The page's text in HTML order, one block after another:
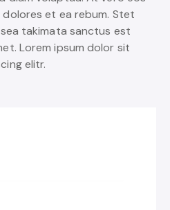
et ea rebum. Stet
takimata sanctus est
Lorem ipsum dolor sit
elitr.